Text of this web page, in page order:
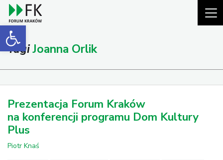
Open toolbar
TagiJoanna Orlik
Prezentacja Forum Kraków
na konferencji programu Dom Kultury
Plus
Piotr Knaś